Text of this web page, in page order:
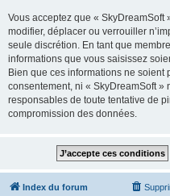
Vous acceptez que « SkyDreamSoft
modifier, déplacer ou verrouiller
seule discrétion. En tant que
informations que vous saisissez
Bien que ces informations ne soient
consentement, ni « SkyDreamSoft »
responsables de toute tentative de
compromission des données.
Index du forum